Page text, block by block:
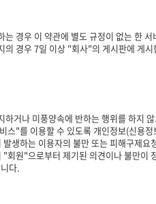
경우 이 약관에 별도 규정이 없는 한
경우 7일 이상 "회사"의 게시판에 게시
거나 미풍양속에 반하는 행위를 하지
"를 이용할 수 있도록 개인정보(신용정
생하는 이용자의 불만 또는 피해구제요
원"으로부터 제기된 의견이나 불만이
다.